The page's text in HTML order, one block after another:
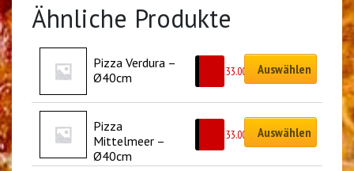
Ähnliche Produkte
Pizza Verdura –
Ø40cm
33.00 Auswählen
Pizza
Mittelmeer –
Ø40cm
33.00 Auswählen